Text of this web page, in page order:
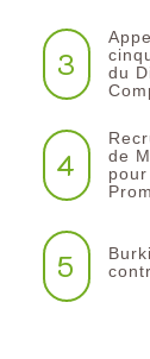
3
du
4
de
5